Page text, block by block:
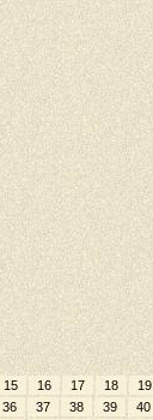
15 16 17 18 19
36 37 38 39 40